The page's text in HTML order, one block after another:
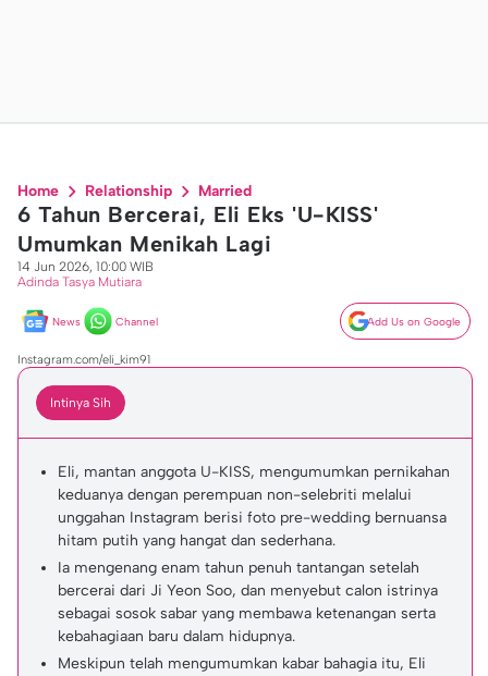
Home Relationship Married
6 Tahun Bercerai, Eli Eks 'U-KISS'
Umumkan Menikah Lagi
14 Jun 2026, 10:00 WIB
Adinda Tasya Mutiara
News Channel Add Us on Google
Instagram.com/eli_kim91
Intinya Sih
Eli, mantan anggota U-KISS, mengumumkan pernikahan
keduanya dengan perempuan non-selebriti melalui
unggahan Instagram berisi foto pre-wedding bernuansa
hitam putih yang hangat dan sederhana.
Ia mengenang enam tahun penuh tantangan setelah
bercerai dari Ji Yeon Soo, dan menyebut calon istrinya
sebagai sosok sabar yang membawa ketenangan serta
kebahagiaan baru dalam hidupnya.
Meskipun telah mengumumkan kabar bahagia itu, Eli